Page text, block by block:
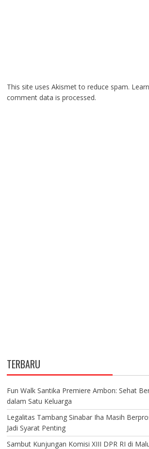
This site uses Akismet to reduce spam.
comment data is processed.
TERBARU
Fun Walk Santika Premiere Ambon: Sehat
dalam Satu Keluarga
Legalitas Tambang Sinabar Iha Masih
Jadi Syarat Penting
Sambut Kunjungan Komisi XIII DPR RI di